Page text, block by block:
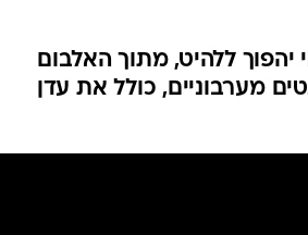
ללהיט, מתוך האלבום
מערבוניים, כולל את עדן